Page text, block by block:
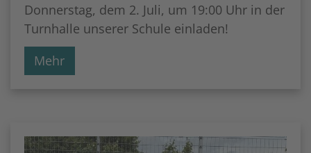
Donnerstag, dem 2. Juli, um 19:00 Uhr in der
Turnhalle unserer Schule einladen!
Mehr